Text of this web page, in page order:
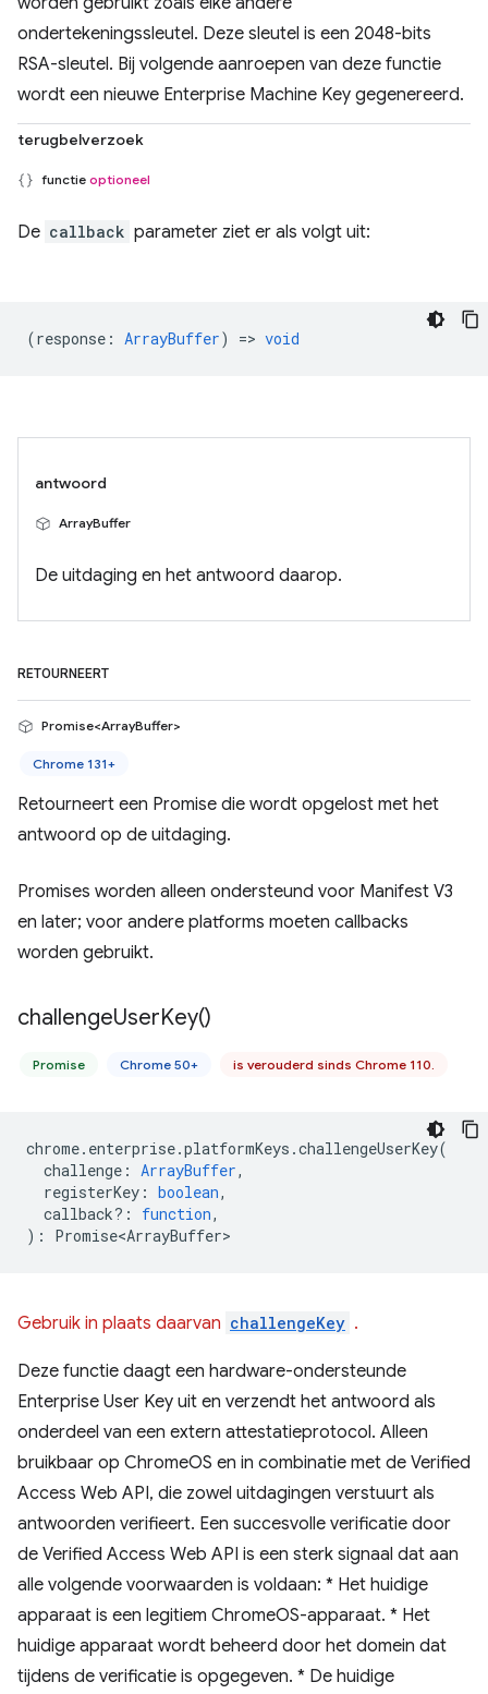
ondertekeningssleutel. Deze sleutel is een 2048-bits
RSA-sleutel. Bij volgende aanroepen van deze functie
wordt een nieuwe Enterprise Machine Key gegenereerd.
terugbelverzoek
functie optioneel
De callback parameter ziet er als volgt uit:
(response : ArrayBuffer) => void
antwoord
ArrayBuffer
De uitdaging en het antwoord daarop.
RETOURNEERT
Promise<ArrayBuffer>
Chrome 131+
Retourneert een Promise die wordt opgelost met het
antwoord op de uitdaging.
Promises worden alleen ondersteund voor Manifest V3
en later; voor andere platforms moeten callbacks
worden gebruikt.
challengeUserKey()
Promise Chrome 50+ is verouderd sinds Chrome 110.
chrome. enterprise.platformKeys .challengeUserKey(
challenge : ArrayBuffer,
registerKey : boolean,
callback? : function,
) : Promise<ArrayBuffer>
Gebruik in plaats daarvan challengeKey .
Deze functie daagt een hardware-ondersteunde
Enterprise User Key uit en verzendt het antwoord als
onderdeel van een extern attestatieprotocol. Alleen
bruikbaar op ChromeOS en in combinatie met de Verified
Access Web API, die zowel uitdagingen verstuurt als
antwoorden verifieert. Een succesvolle verificatie door
de Verified Access Web API is een sterk signaal dat aan
alle volgende voorwaarden is voldaan: * Het huidige
apparaat is een legitiem ChromeOS-apparaat. * Het
huidige apparaat wordt beheerd door het domein dat
tijdens de verificatie is opgegeven. * De huidige